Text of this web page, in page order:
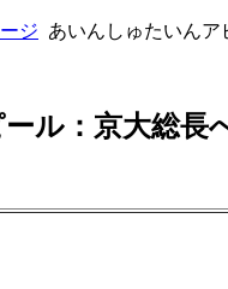
ジ あいんしゅたいんア
ル：京大総長